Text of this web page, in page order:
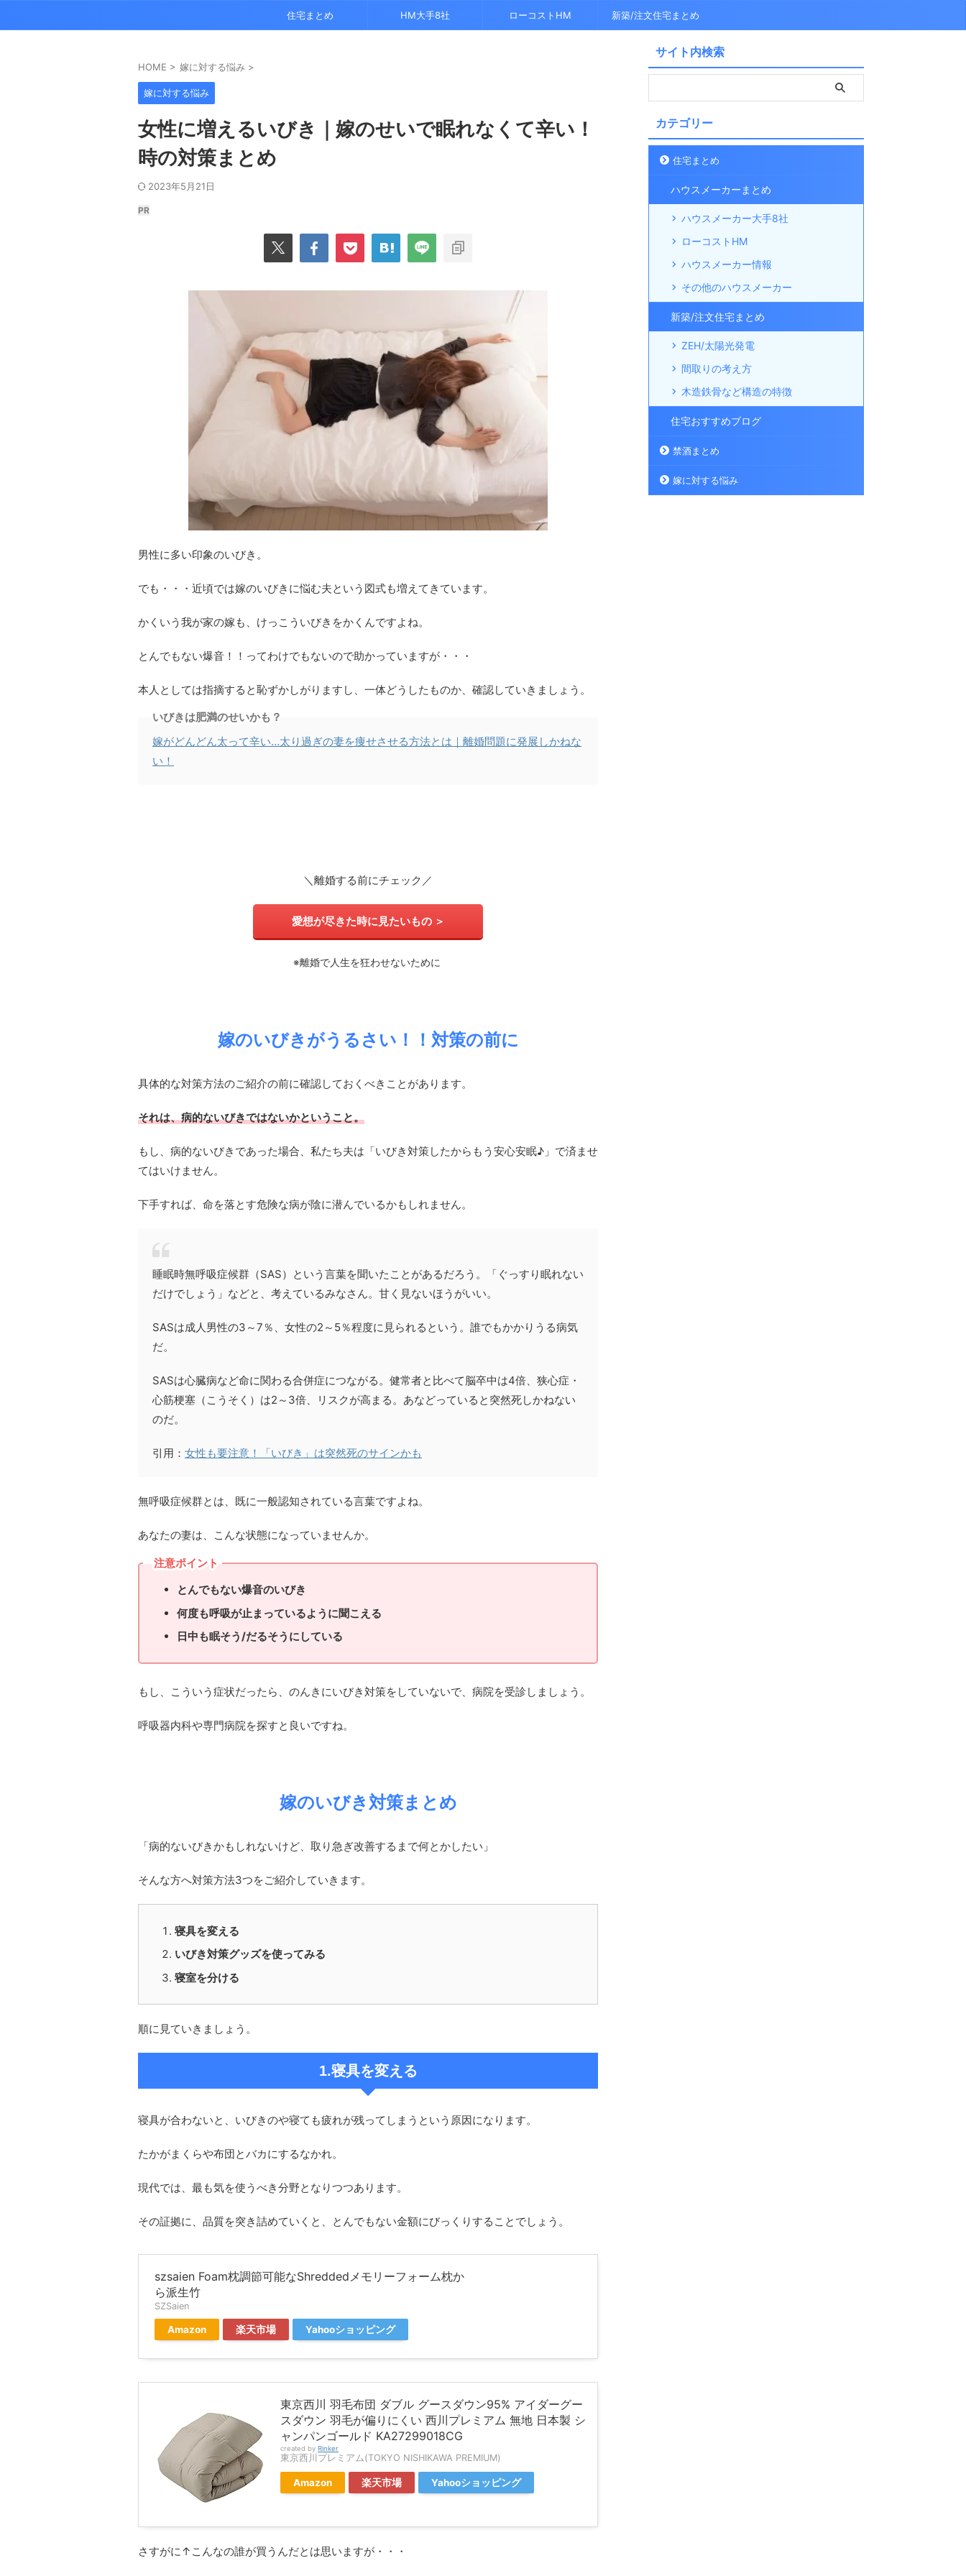
住宅まとめ HM大手8社 ローコストHM 新築/注文住宅まとめ
HOME > 嫁に対する悩み >
嫁に対する悩み
女性に増えるいびき｜嫁のせいで眠れなくて辛い！
時の対策まとめ
2023年5月21日
PR
男性に多い印象のいびき。
でも・・・近頃では嫁のいびきに悩む夫という図式も増えてきています。
かくいう我が家の嫁も、けっこういびきをかくんですよね。
とんでもない爆音！！ってわけでもないので助かっていますが・・・
本人としては指摘すると恥ずかしがりますし、一体どうしたものか、確認していきましょう。
いびきは肥満のせいかも？
嫁がどんどん太って辛い…太り過ぎの妻を痩せさせる方法とは｜離婚問題に発展しかねな
い！
＼離婚する前にチェック／
愛想が尽きた時に見たいもの ＞
※離婚で人生を狂わせないために
嫁のいびきがうるさい！！対策の前に
具体的な対策方法のご紹介の前に確認しておくべきことがあります。
それは、病的ないびきではないかということ。
もし、病的ないびきであった場合、私たち夫は「いびき対策したからもう安心安眠♪」で済ませ
てはいけません。
下手すれば、命を落とす危険な病が陰に潜んでいるかもしれません。
睡眠時無呼吸症候群（SAS）という言葉を聞いたことがあるだろう。「ぐっすり眠れない
だけでしょう」などと、考えているみなさん。甘く見ないほうがいい。
SASは成人男性の3～7％、女性の2～5％程度に見られるという。誰でもかかりうる病気
だ。
SASは心臓病など命に関わる合併症につながる。健常者と比べて脳卒中は4倍、狭心症・
心筋梗塞（こうそく）は2～3倍、リスクが高まる。あなどっていると突然死しかねない
のだ。
引用： 女性も要注意！「いびき」は突然死のサインかも
無呼吸症候群とは、既に一般認知されている言葉ですよね。
あなたの妻は、こんな状態になっていませんか。
注意ポイント
とんでもない爆音のいびき
何度も呼吸が止まっているように聞こえる
日中も眠そう/だるそうにしている
もし、こういう症状だったら、のんきにいびき対策をしていないで、病院を受診しましょう。
呼吸器内科や専門病院を探すと良いですね。
嫁のいびき対策まとめ
「病的ないびきかもしれないけど、取り急ぎ改善するまで何とかしたい」
そんな方へ対策方法3つをご紹介していきます。
寝具を変える
いびき対策グッズを使ってみる
寝室を分ける
順に見ていきましょう。
1.寝具を変える
寝具が合わないと、いびきのや寝ても疲れが残ってしまうという原因になります。
たかがまくらや布団とバカにするなかれ。
現代では、最も気を使うべき分野となりつつあります。
その証拠に、品質を突き詰めていくと、とんでもない金額にびっくりすることでしょう。
szsaien Foam枕調節可能なShreddedメモリーフォーム枕か
ら派生竹
SZSaien
Amazon 楽天市場 Yahooショッピング
東京西川 羽毛布団 ダブル グースダウン95% アイダーグー
スダウン 羽毛が偏りにくい 西川プレミアム 無地 日本製 シ
ャンパンゴールド KA27299018CG
created by Rinker
東京西川プレミアム(TOKYO NISHIKAWA PREMIUM)
Amazon 楽天市場 Yahooショッピング
さすがに↑こんなの誰が買うんだとは思いますが・・・
サイト内検索
カテゴリー
住宅まとめ
ハウスメーカーまとめ
ハウスメーカー大手8社
ローコストHM
ハウスメーカー情報
その他のハウスメーカー
新築/注文住宅まとめ
ZEH/太陽光発電
間取りの考え方
木造鉄骨など構造の特徴
住宅おすすめブログ
禁酒まとめ
嫁に対する悩み